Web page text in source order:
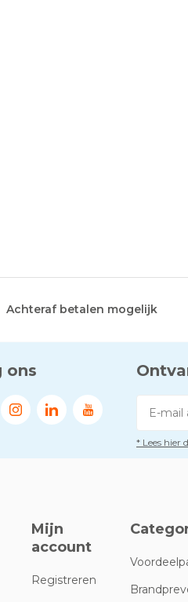
Achteraf betalen mogelijk
ons
* Lees hier
Mijn
account
Registreren